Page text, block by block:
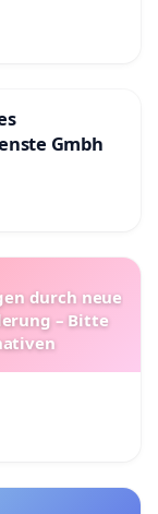
Gmbh
durch neue
– Bitte